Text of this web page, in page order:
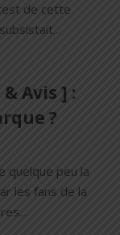
de cette
Avis ] :
?
quelque peu la
les fans de la